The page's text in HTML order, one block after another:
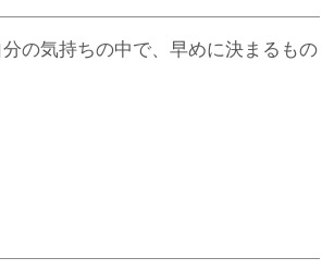
の気持ちの中で、早めに決まるもの